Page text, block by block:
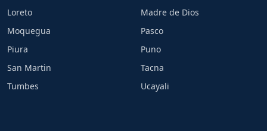
Loreto
Madre de Dios
Moquegua
Pasco
Piura
Puno
San Martin
Tacna
Tumbes
Ucayali